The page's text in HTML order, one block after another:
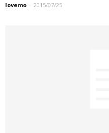
lovemo - 2015/07/25